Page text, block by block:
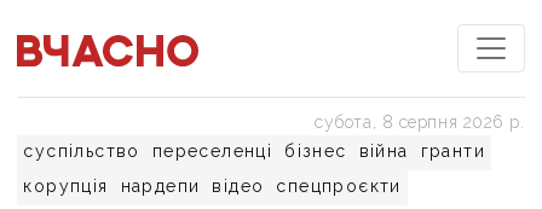
суспільство переселенці бізнес війна
гранти
корупція
нардепи відео спецпроєкти
субота, 8 серпня 2026 р.